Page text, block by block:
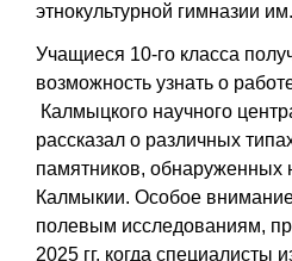
этнокультурной гимназии
Учащиеся 10-го класса
возможность узнать о
Калмыцкого научного
рассказал о различных
памятников, обнаруженных
Калмыкии. Особое
полевым исследованиям,
2025 гг. когда специалисты